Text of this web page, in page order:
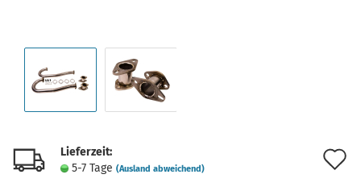
Lieferzeit:
5-7 Tage (Ausland abweichend)